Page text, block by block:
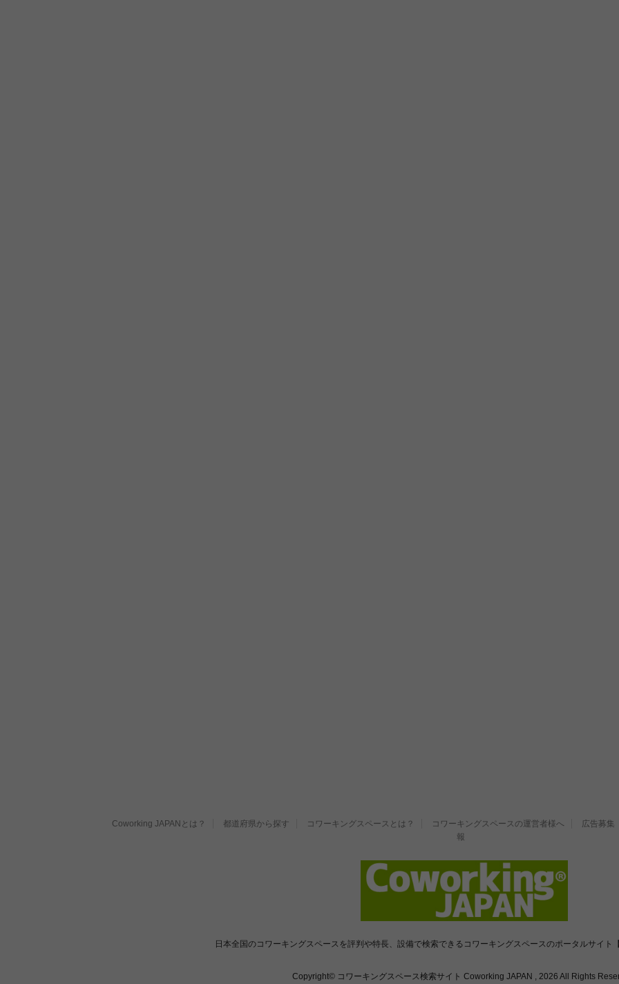
Coworking JAPANとは？ 都道府県から探す コワーキングスペースとは？ コワーキングスペースの運営者様へ
広告募集
報
日本全国のコワーキングスペースを評判や特長、設備で検索できるコワーキングスペースのポータルサイト
Copyright© コワーキングスペース検索サイト Coworking JAPAN , 2026 All Rights